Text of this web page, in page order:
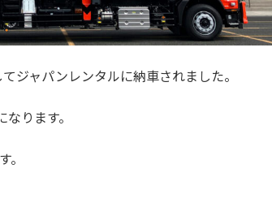
ジャパンレンタルに納車されました。
ります。
。